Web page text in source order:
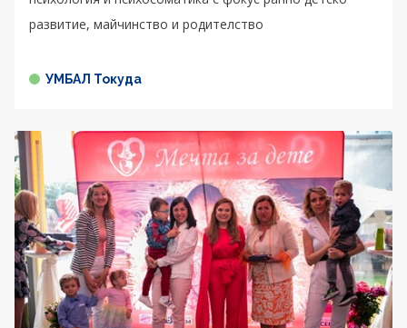
развитие, майчинство и родителство
УМБАЛ Токуда